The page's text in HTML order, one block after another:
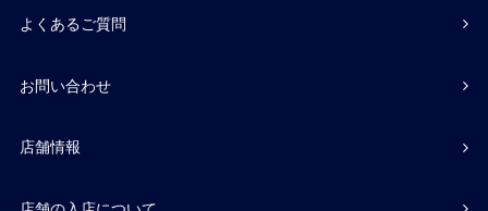
よくあるご質問
お問い合わせ
店舗情報